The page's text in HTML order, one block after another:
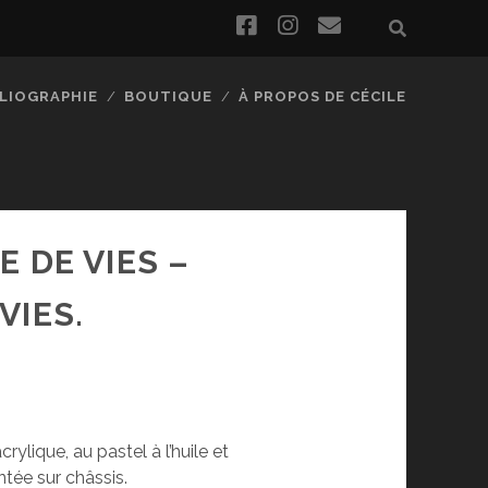
facebookinstagram
email
BOUTIQUE À PROPOS DE CÉCILE
DE VIES –
au pastel à l’huile et
sur châssis.